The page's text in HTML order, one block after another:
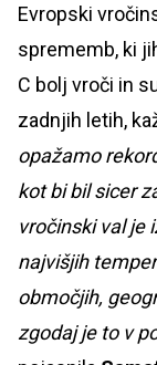
Evropski
sprememb, ki
C bolj vroči in
zadnjih letih,
opažamo
kot bi bil sicer
vročinski val je
najvišjih
območjih,
zgodaj je to v